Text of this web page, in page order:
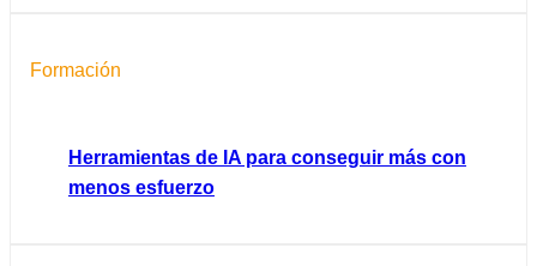
Formación
Herramientas de IA para conseguir más con
menos esfuerzo